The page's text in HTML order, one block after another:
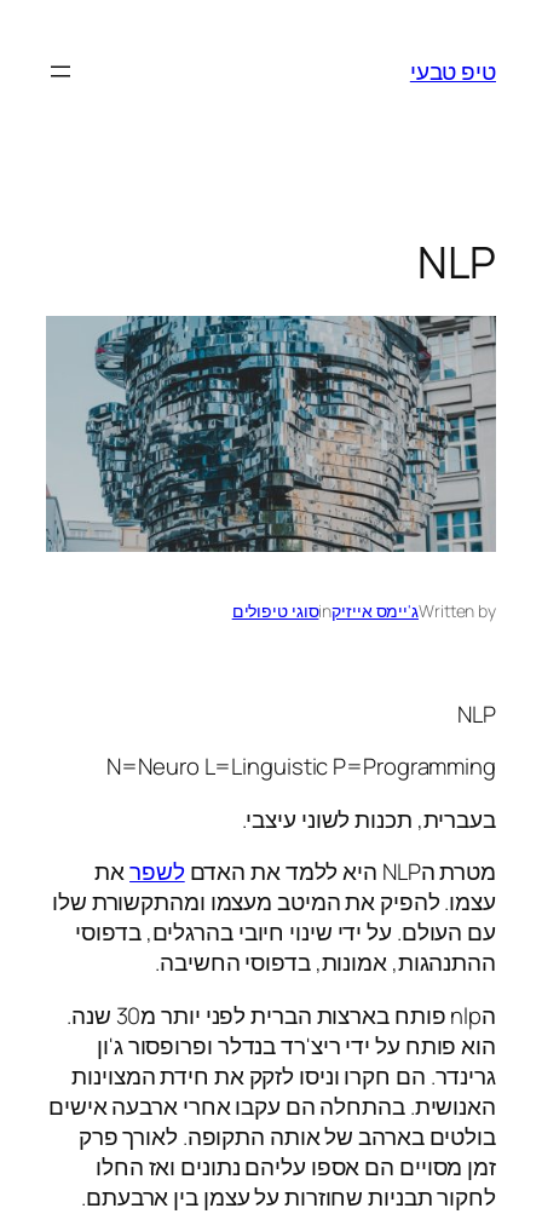
טיפ טבעי
NLP
Written byג'יימס אייזיקinסוגי טיפולים
NLP
N=Neuro L=Linguistic P=Programming
בעברית, תכנות לשוני עיצבי.
מטרת הNLP היא ללמד את האדם
לשפראת
עצמו. להפיק את המיטב מעצמו ומהתקשורת שלו
עם העולם. על ידי שינוי חיובי בהרגלים, בדפוסי
ההתנהגות, אמונות, בדפוסי החשיבה.
הnlp פותח בארצות הברית לפני יותר מ30 שנה.
הוא פותח על ידי ריצ'רד בנדלר ופרופסור ג'ון
גרינדר. הם חקרו וניסו לזקק את חידת המצוינות
האנושית. בהתחלה הם עקבו אחרי ארבעה אישים
בולטים בארהב של אותה התקופה. לאורך פרק
זמן מסויים הם אספו עליהם נתונים ואז החלו
לחקור תבניות שחוזרות על עצמן בין ארבעתם.